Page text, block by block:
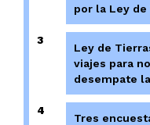
por la Ley
3
Ley de
viajes para
desempate
4
Tres